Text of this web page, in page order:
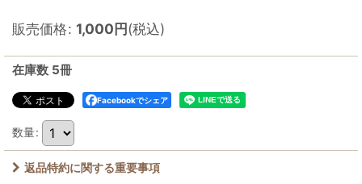
販売価格: 1,000円(税込)
在庫数 5冊
Facebookでシェア
数量:
返品特約に関する重要事項